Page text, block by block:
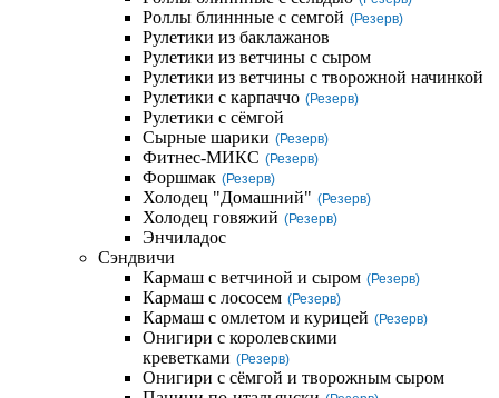
Роллы блиннные с семгой (Резерв)
Рулетики из баклажанов
Рулетики из ветчины с сыром
Рулетики из ветчины с творожной начинкой
Рулетики с карпаччо (Резерв)
Рулетики с сёмгой
Сырные шарики (Резерв)
Фитнес-МИКС (Резерв)
Форшмак (Резерв)
Холодец "Домашний" (Резерв)
Холодец говяжий (Резерв)
Энчиладос
Сэндвичи
Кармаш с ветчиной и сыром (Резерв)
Кармаш с лососем (Резерв)
Кармаш с омлетом и курицей (Резерв)
Онигири с королевскими
креветками (Резерв)
Онигири с сёмгой и творожным сыром